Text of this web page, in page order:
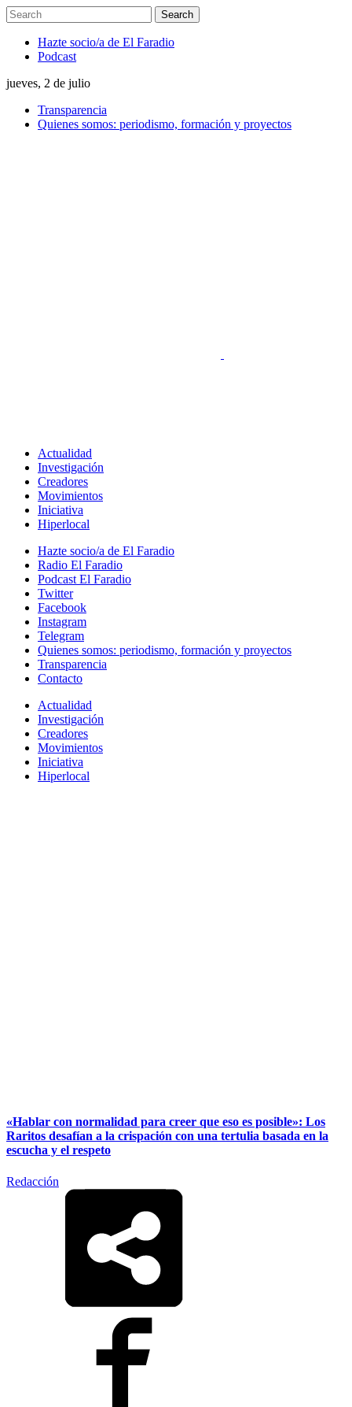
Hazte socio/a de El Faradio
Podcast
jueves, 2 de julio
Transparencia
Quienes somos: periodismo, formación y proyectos
Actualidad
Investigación
Creadores
Movimientos
Iniciativa
Hiperlocal
Hazte socio/a de El Faradio
Radio El Faradio
Podcast El Faradio
Twitter
Facebook
Instagram
Telegram
Quienes somos: periodismo, formación y proyectos
Transparencia
Contacto
Actualidad
Investigación
Creadores
Movimientos
Iniciativa
Hiperlocal
«Hablar con normalidad para creer que eso es posible»: Los
Raritos desafían a la crispación con una tertulia basada en la
escucha y el respeto
Redacción